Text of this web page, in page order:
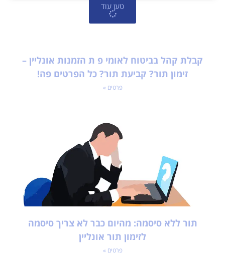
טען עוד
קבלת קהל בביטוח לאומי פ ת הזמנות אונליין –
זימון תור? קביעת תור? כל הפרטים פה!
פרטים »
תור ללא סיסמה: מהיום כבר לא צריך סיסמה
לזימון תור אונליין
פרטים »